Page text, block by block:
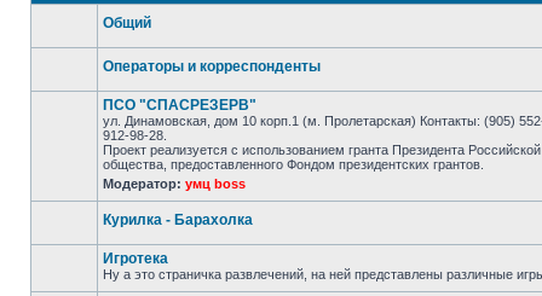
Общий
Операторы и корреспонденты
ПСО "СПАСРЕЗЕРВ"
ул. Динамовская, дом 10 корп.1 (м. Пролетарская) Контакты: (905)
912-98-28.
Проект реализуется с использованием гранта Президента
общества, предоставленного Фондом президентских грантов.
Модератор: умц boss
Курилка - Барахолка
Игротека
Ну а это страничка развлечений, на ней представлены различные